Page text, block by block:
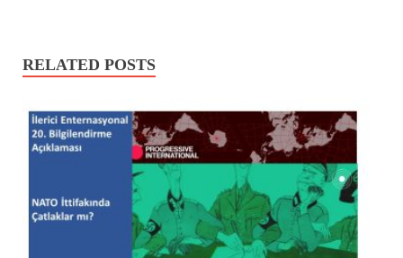
RELATED POSTS